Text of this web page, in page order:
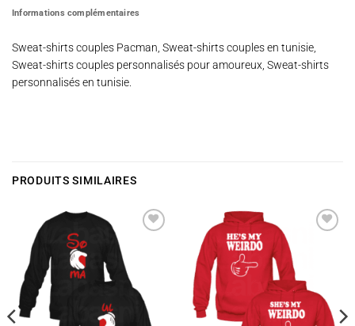
Informations complémentaires
Sweat-shirts couples Pacman, Sweat-shirts couples en tunisie,
Sweat-shirts couples personnalisés pour amoureux, Sweat-shirts
personnalisés en tunisie.
PRODUITS SIMILAIRES